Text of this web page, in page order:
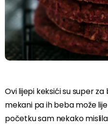
Ovi lijepi keksići su super
mekani pa ih beba može
početku sam nekako